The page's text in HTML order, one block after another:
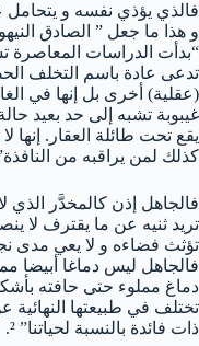
فالذي يؤذي نفسه و
و هذا ما جعل ” الصادق
“بدأت الدراسات المعاصرة
تدعى عادة باسم التخلف
(عقلية) أخرى بل إنها في
غيبوبة تشبه إلى حد بعيد
يقع تحت طائلة العقار. إنها
كذلك لمن يراقبه من
فالجاهل إذن كالمخدَّر الذي
تريد ثنيه عن ما يقترف لا
تؤثث فضاءه و لا يعي مدى
فالجاهل ليس دماغا أبيضا
دماغ مملوء حتى حافته
تختلف في طبيعتها
ذات فائدة بالنسبة لحياتنا” ².